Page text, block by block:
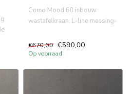
Como Mood 60 inbouw
wastafelkraan. L-line messing-
diepte...
€670,00 €590,00
Op voorraad